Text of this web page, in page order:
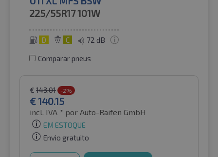
225/55R17101W
D C 72 dB
Comparar pneus
€ 143.01 -2%
€140.15
incl. IVA * por Auto-Raifen GmbH
EM ESTOQUE
Envio gratuito